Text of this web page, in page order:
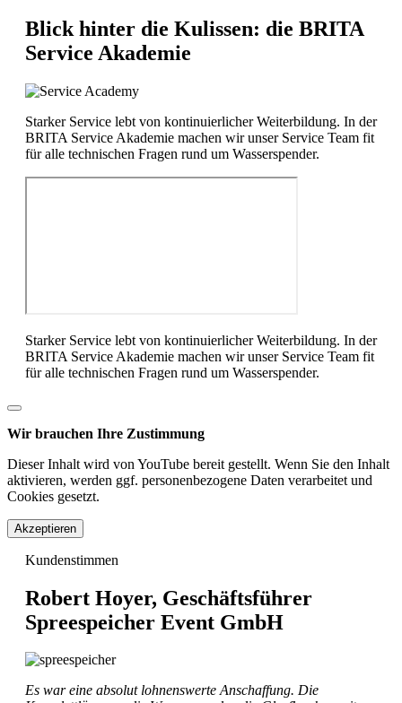
Blick hinter die Kulissen: die BRITA
Service Akademie
Starker Service lebt von kontinuierlicher Weiterbildung. In der
BRITA Service Akademie machen wir unser Service Team fit
für alle technischen Fragen rund um Wasserspender.
Starker Service lebt von kontinuierlicher Weiterbildung. In der
BRITA Service Akademie machen wir unser Service Team fit
für alle technischen Fragen rund um Wasserspender.
Wir brauchen Ihre Zustimmung
Dieser Inhalt wird von YouTube bereit gestellt. Wenn Sie den Inhalt
aktivieren, werden ggf. personenbezogene Daten verarbeitet und
Cookies gesetzt.
Akzeptieren
Kundenstimmen
Robert Hoyer, Geschäftsführer
Spreespeicher Event GmbH
Es war eine absolut lohnenswerte Anschaffung. Die